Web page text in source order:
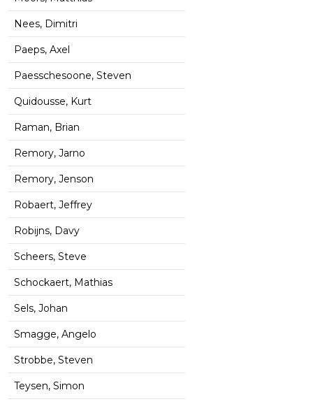
Nees, Dimitri
Paeps, Axel
Paesschesoone, Steven
Quidousse, Kurt
Raman, Brian
Remory, Jarno
Remory, Jenson
Robaert, Jeffrey
Robijns, Davy
Scheers, Steve
Schockaert, Mathias
Sels, Johan
Smagge, Angelo
Strobbe, Steven
Teysen, Simon